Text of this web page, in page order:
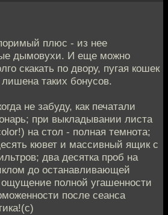
плюс - из нее
дымовухи. И еще можно
скакать по двору, пугая кошек
таких бонусов.
не забуду, как печатали
при выкладывании листа
на стол - полная темнота;
кювет и массивный ящик с
два десятка проб на
до останавливающей
полной угашенности
после сеанса